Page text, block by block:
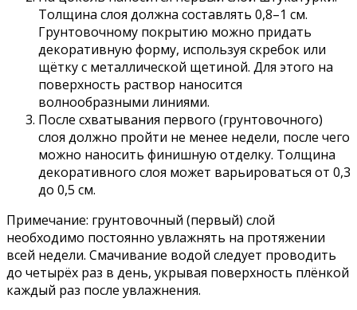
Толщина слоя должна составлять 0,8–1 см.
Грунтовочному покрытию можно придать
декоративную форму, используя скребок или
щётку с металлической щетиной. Для этого на
поверхность раствор наносится
волнообразными линиями.
После схватывания первого (грунтовочного)
слоя должно пройти не менее недели, после чего
можно наносить финишную отделку. Толщина
декоративного слоя может варьироваться от 0,3
до 0,5 см.
Примечание: грунтовочный (первый) слой
необходимо постоянно увлажнять на протяжении
всей недели. Смачивание водой следует проводить
до четырёх раз в день, укрывая поверхность плёнкой
каждый раз после увлажнения.